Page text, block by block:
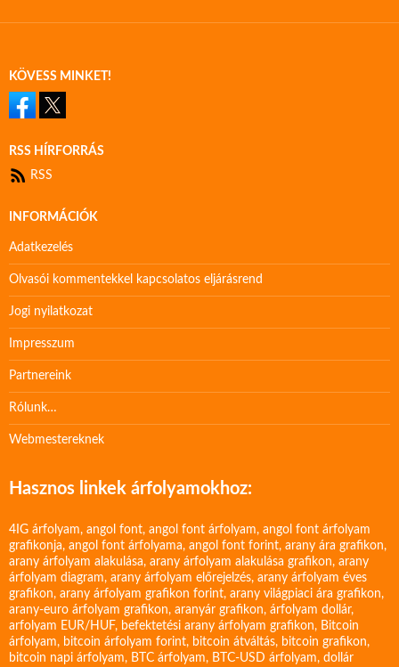
KÖVESS MINKET!
RSS HÍRFORRÁS
RSS
INFORMÁCIÓK
Adatkezelés
Olvasói kommentekkel kapcsolatos eljárásrend
Jogi nyilatkozat
Impresszum
Partnereink
Rólunk…
Webmestereknek
Hasznos linkek árfolyamokhoz:
4IG árfolyam, angol font, angol font árfolyam, angol font árfolyam
grafikonja, angol font árfolyama, angol font forint, arany ára grafikon,
arany árfolyam alakulása, arany árfolyam alakulása grafikon, arany
árfolyam diagram, arany árfolyam előrejelzés, arany árfolyam éves
grafikon, arany árfolyam grafikon forint, arany világpiaci ára grafikon,
arany-euro árfolyam grafikon, aranyár grafikon, árfolyam dollár,
arfolyam EUR/HUF, befektetési arany árfolyam grafikon, Bitcoin
árfolyam, bitcoin árfolyam forint, bitcoin átváltás, bitcoin grafikon,
bitcoin napi árfolyam, BTC árfolyam, BTC-USD árfolyam, dollár